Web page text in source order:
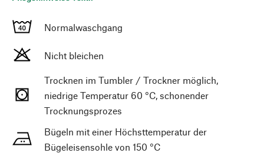
Normalwaschgang
Nicht bleichen
Trocknen im Tumbler / Trockner möglich,
niedrige Temperatur 60 °C, schonender
Trocknungsprozes
Bügeln mit einer Höchsttemperatur der
Bügeleisensohle von 150 °C